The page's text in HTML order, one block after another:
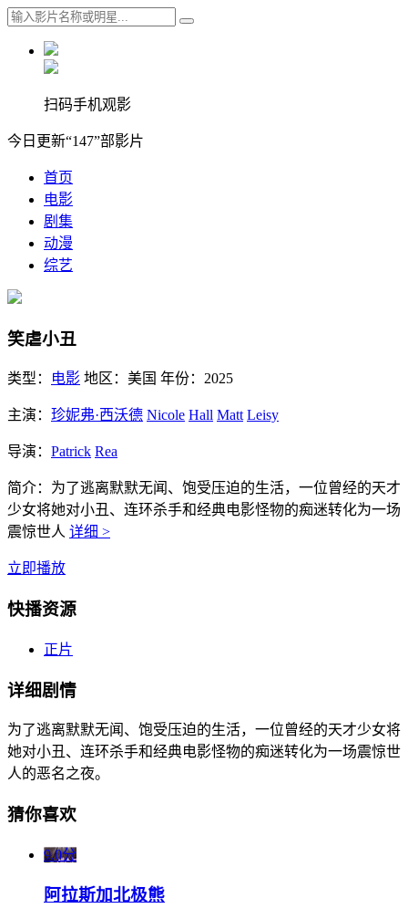
扫码手机观影
今日更新“147”部影片
首页
电影
剧集
动漫
综艺
笑虐小丑
类型： 电影 地区： 美国 年份： 2025
主演： 珍妮弗·西沃德 Nicole Hall Matt Leisy
导演： Patrick Rea
简介： 为了逃离默默无闻、饱受压迫的生活，一位曾经的天才
少女将她对小丑、连环杀手和经典电影怪物的痴迷转化为一场
震惊世人 详细 >
立即播放
快播资源
正片
详细剧情
为了逃离默默无闻、饱受压迫的生活，一位曾经的天才少女将
她对小丑、连环杀手和经典电影怪物的痴迷转化为一场震惊世
人的恶名之夜。
猜你喜欢
9.0分
阿拉斯加北极熊